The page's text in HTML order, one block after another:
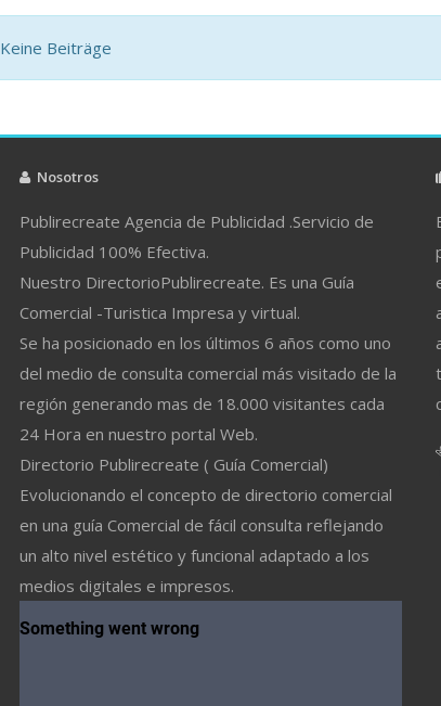
Keine Beiträge
Nosotros
Publirecreate Agencia de Publicidad .Servicio de
Publicidad 100% Efectiva.
Nuestro DirectorioPublirecreate. Es una Guía
Comercial -Turistica Impresa y virtual.
Se ha posicionado en los últimos 6 años como uno
del medio de consulta comercial más visitado de la
región generando mas de 18.000 visitantes cada
24 Hora en nuestro portal Web.
Directorio Publirecreate ( Guía Comercial)
Evolucionando el concepto de directorio comercial
en una guía Comercial de fácil consulta reflejando
un alto nivel estético y funcional adaptado a los
medios digitales e impresos.